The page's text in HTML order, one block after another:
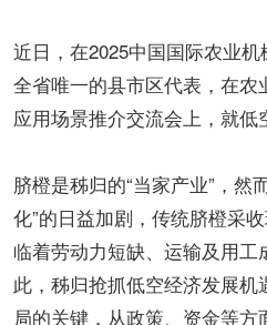
近日，在2025中国国际农业
全省唯一的县市区代表，在
应用场景推介交流会上，就低
脐橙是秭归的“当家产业”，然
化”的日益加剧，传统脐橙采
临着劳动力短缺、运输及用
此，秭归抢抓低空经济发展
局的关键，从政策、资金等方